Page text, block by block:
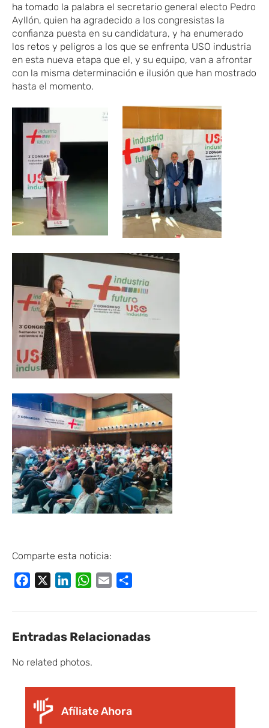
ha tomado la palabra el secretario general electo Pedro
Ayllón, quien ha agradecido a los congresistas la
confianza puesta en su candidatura, y ha enumerado
los retos y peligros a los que se enfrenta USO industria
en esta nueva etapa que el, y su equipo, van a afrontar
con la misma determinación e ilusión que han mostrado
hasta el momento.
Comparte esta noticia:
Facebook LinkedInWhatsApp
Email
Entradas Relacionadas
No related photos.
Afíliate Ahora